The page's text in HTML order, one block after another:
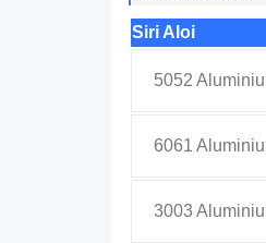
Siri Aloi
5052
6061
3003